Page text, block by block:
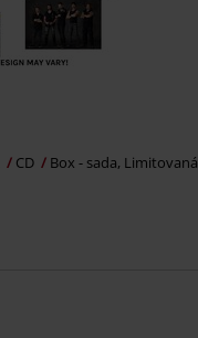
CD
Box - sada, Limitovaná